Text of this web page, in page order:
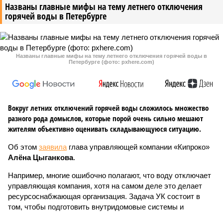
Названы главные мифы на тему летнего отключения
горячей воды в Петербурге
Названы главные мифы на тему летнего отключения горячей воды в
Петербурге (фото: pxhere.com)
Вокруг летних отключений горячей воды сложилось множество
разного рода домыслов, которые порой очень сильно мешают
жителям объективно оценивать складывающуюся ситуацию.
Об этом заявила глава управляющей компании «Кипроко»
Алёна Цыганкова.
Например, многие ошибочно полагают, что воду отключает
управляющая компания, хотя на самом деле это делает
ресурсоснабжающая организация. Задача УК состоит в
том, чтобы подготовить внутридомовые системы и